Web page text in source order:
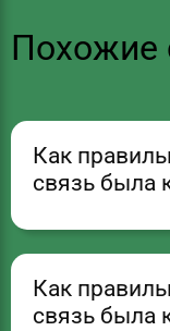
Похожие
Как
связь была
Как
связь была